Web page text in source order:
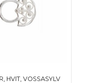
HVIT, VOSSASYLV